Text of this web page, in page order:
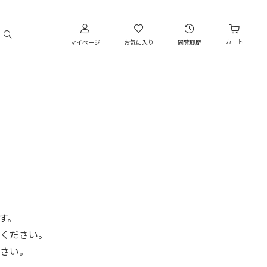
マイページ お気に入り 閲覧履歴 カート
ださい。
い。